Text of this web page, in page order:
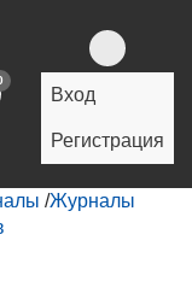
Вход
Регистрация
/Журналы